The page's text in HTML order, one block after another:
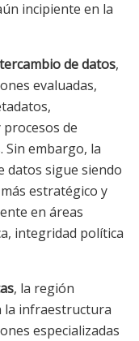
incipiente en la
de datos,
evaluadas,
de
embargo, la
datos sigue siendo
estratégico y
en áreas
integridad política
, la región
la infraestructura
especializadas